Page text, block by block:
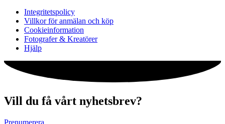
Integritetspolicy
Villkor för anmälan och köp
Cookieinformation
Fotografer & Kreatörer
Hjälp
Vill du få vårt nyhetsbrev?